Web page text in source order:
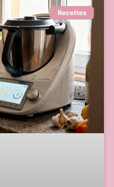
Recettes